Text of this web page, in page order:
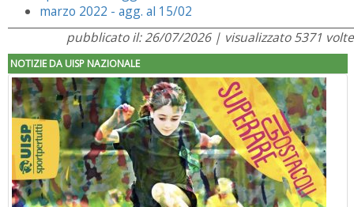
marzo 2022 - agg. al 15/02
pubblicato il: 26/07/2026 | visualizzato 5371 volte
NOTIZIE DA UISP NAZIONALE